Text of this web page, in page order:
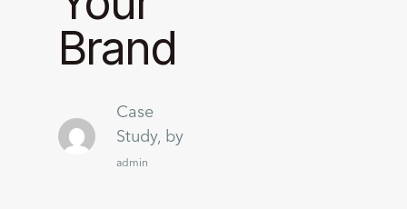
Brand
Case
Study, by
admin